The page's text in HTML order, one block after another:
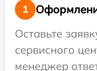
1
Оставьте
сервисного
менеджер